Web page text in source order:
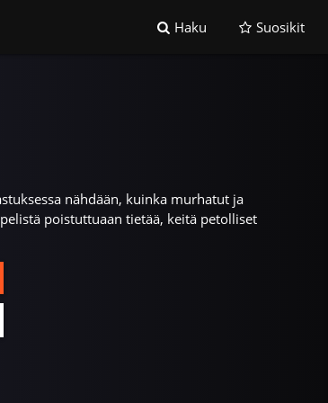
Haku Suosikit
nähdään, kuinka murhatut ja
poistuttuaan tietää, keitä petolliset